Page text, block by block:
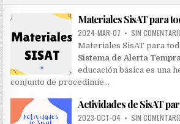
o
r
:
Materiales SisAT para
2024-MAR-07 • SIN
Materiales SisAT para
Sistema de Alerta
educación básica es una
conjunto de procedimie…
Actividades de SisAT
2023-OCT-04 • SIN